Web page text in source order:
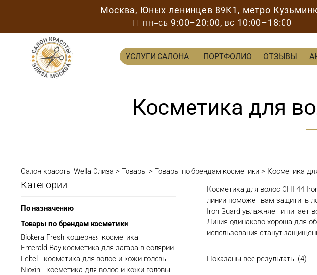
Москва, Юных ленинцев 89К1 , метро
 ПН–СБ 9:00–20:00, ВС 10:00–18:00
УСЛУГИ САЛОНА ПОРТФОЛИО ОТЗЫВЫ
Косметика для
Салон красоты Wella Элиза > Товары > Товары по брендам косметики > Косметика
Косметика для волос CHI 44
линии поможет вам защитить
Iron Guard увлажняет и питает
Линия одинаково хороша для
использования станут
Показаны все результаты (4)
Категории
По назначению
Товары по брендам косметики
Biokera Fresh кошерная косметика
Emerald Bay косметика для загара в солярии
Lebel - косметика для волос и кожи головы
Nioxin - косметика для волос и кожи головы